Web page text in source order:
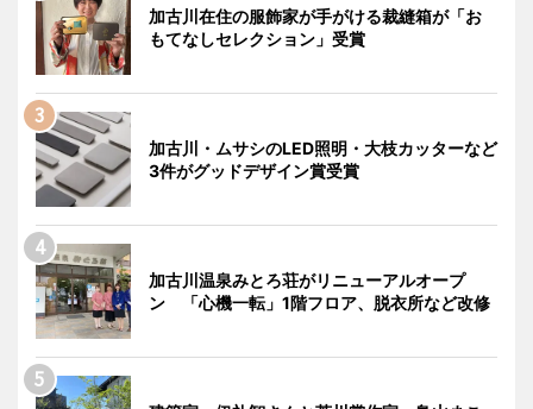
加古川在住の服飾家が手がける裁縫箱が「お
もてなしセレクション」受賞
加古川・ムサシのLED照明・大枝カッターなど
3件がグッドデザイン賞受賞
加古川温泉みとろ荘がリニューアルオープ
ン 「心機一転」1階フロア、脱衣所など改修